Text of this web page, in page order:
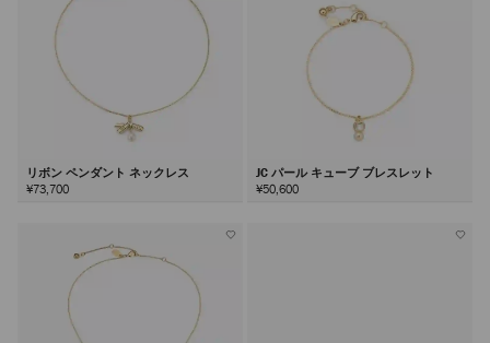
リボン ペンダント ネックレス
¥73,700
JC パール キューブ ブレスレット
¥50,600